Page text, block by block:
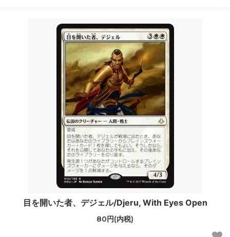
目を開いた者、デジェル/Djeru, With Eyes Open
80円(内税)